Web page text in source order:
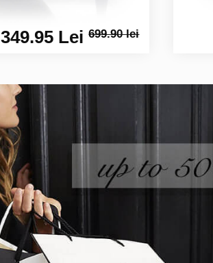
349.95 Lei699.90 lei